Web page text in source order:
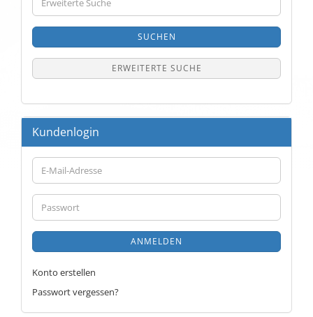
Suche
SUCHEN
ERWEITERTE SUCHE
Kundenlogin
E-
Mail-
Adresse
Passwort
ANMELDEN
Konto erstellen
Passwort vergessen?